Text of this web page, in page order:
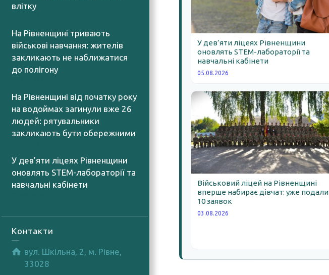
влітку
На Рівненщині тривають
військові навчання: жителів
закликають не наближатися
до полігону
На Рівненщині від початку року
на водоймах загинули вже 26
людей: рятувальники
закликають бути обережними
У дев’яти ліцеях Рівненщини
оновлять STEM-лабораторії та
навчальні кабінети
Контакти
вул. Шкільна, 2, м. Рівне,
33028
У дев’яти ліцеях Рівненщини
оновлять STEM-лабораторії та
навчальні кабінети
05.08.2026
Військовий ліцей на Рівненщині
вперше набирає дівчат: уже подали
10 заявок
03.08.2026